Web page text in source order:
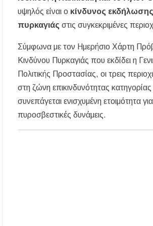
Μεταμόρφωση του Σωτήρος: Ο συμβολισμός
των σταφυλιών που ευλογούνται στις εκκλησίες
Μουσική Εκδήλωση της Φιλαρμονικής
Μεγάλης Παναγίας
Πτώση στις τιμές των καυσίμων: Κάτω από τα
ΔΥΠΑ: Νέες 8.000 θέσεις εργασίας για
ανέργους ηλικίας 55 έως 67 ετών – Στους
υψηλός είναι ο κίνδυνος εκδήλωσης
πυρκαγιάςστις συγκεκριμένες
Σύμφωνα με τον Ημερήσιο Χάρτη
Κινδύνου Πυρκαγιάς που εκδίδει η
Πολιτικής Προστασίας, οι τρεις
στη ζώνη επικινδυνότητας
συνεπάγεται ενισχυμένη ετοιμότητα για
πυροσβεστικές δυνάμεις.